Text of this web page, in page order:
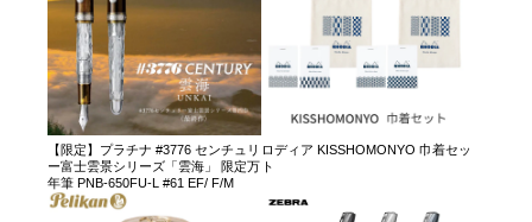
【限定】プラチナ #3776 センチュリ
ー富士雲景シリーズ「雲海」 限定万
年筆 PNB-650FU-L #61 EF/ F/M
ロディア KISSHOMONYO 巾着セッ
ト